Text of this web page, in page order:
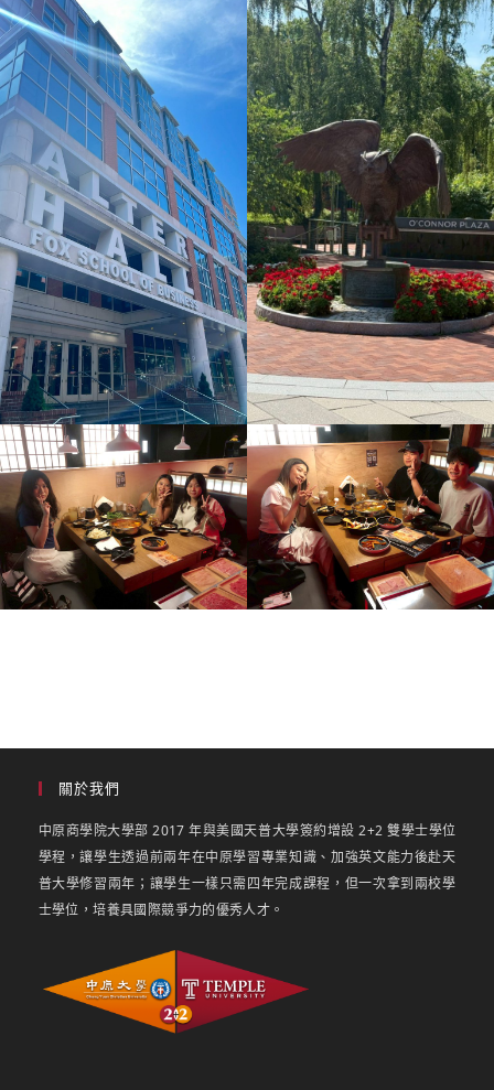
關於我們
中原商學院大學部 2017 年與美國天普大學簽約增設 2+2 雙學士學位
學程，讓學生透過前兩年在中原學習專業知識、加強英文能力後赴天
普大學修習兩年；讓學生一樣只需四年完成課程，但一次拿到兩校學
士學位，培養具國際競爭力的優秀人才。